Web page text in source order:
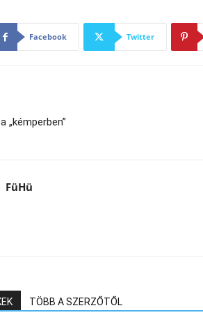
Facebook Twitter
FüHü
TÖBB A SZERZŐTŐL